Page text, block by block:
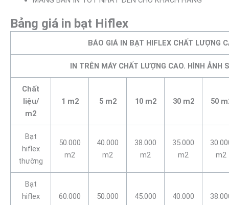
Bảng giá in bạt Hiflex
BÁO GIÁ IN BẠT HIFLEX CHẤT LƯỢNG
IN TRÊN MÁY CHẤT LƯỢNG CAO. HÌNH ẢNH
Chất
liệu/
m2
1 m2 5 m2 10 m2 30 m2 50
Bạt
hiflex
thường
50.000
m2
40.000
m2
38.000
m2
35.000
m2
m2
Bạt
hiflex
60.000
50.000
45.000
40.000